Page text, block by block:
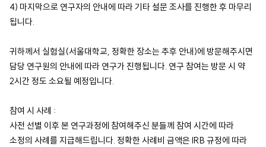
4) 마지막으로 연구자의 안내에 따라 기타 설문 조사를 진행한 후 마무리
됩니다.
귀하께서 실험실(서울대학교, 정확한 장소는 추후 안내)에 방문해주시면
담당 연구원의 안내에 따라 연구가 진행됩니다. 연구 참여는 방문 시 약
2시간 정도 소요될 예정입니다.
참여 시 사례 :
사전 선별 이후 본 연구과정에 참여해주신 분들께 참여 시간에 따라
소정의 사례를 지급해드립니다. 정확한 사례비 금액은 IRB 규정에 따라